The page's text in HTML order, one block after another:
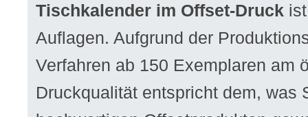
Tischkalender im Offset-Druck
Auflagen. Aufgrund der
Verfahren ab 150 Exemplaren am
Druckqualität entspricht dem, was